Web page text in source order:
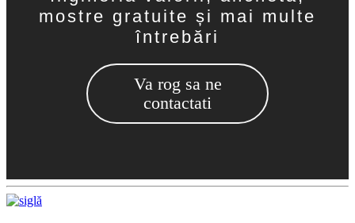
mostre gratuite și mai multe
întrebări
Va rog sa ne
contactati